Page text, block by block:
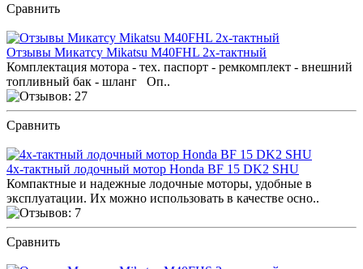
Сравнить
Отзывы Микатсу Mikatsu M40FHL 2х-тактный
Комплектация мотора - тех. паспорт - ремкомплект - внешний
топливный бак - шланг Оп..
Сравнить
4х-тактный лодочный мотор Honda BF 15 DK2 SHU
Компактные и надежные лодочные моторы, удобные в
эксплуатации. Их можно использовать в качестве осно..
Сравнить